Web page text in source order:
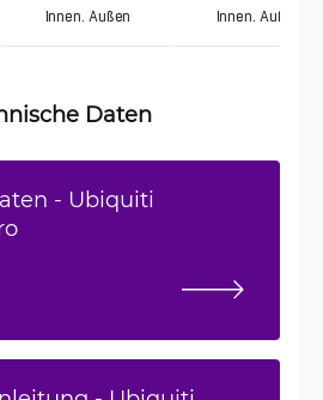
Innen. Außen Innen. Außen
Daten
- Ubiquiti